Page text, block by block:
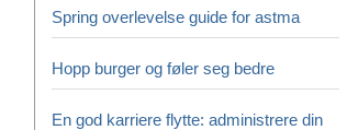
Spring overlevelse guide for astma
Hopp burger og føler seg bedre
En god karriere flytte: administrere din